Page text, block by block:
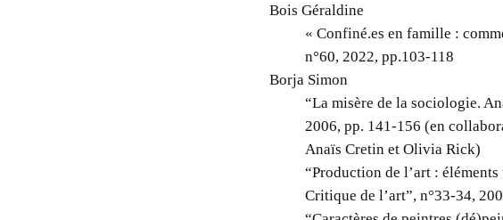
Bois Géraldine
« Confiné.es en famille :
n°60, 2022, pp.103-118
Borja Simon
“La misère de la sociologie.
2006, pp. 141-156 (en
Anaïs Cretin et Olivia Rick)
“Production de l’art :
Critique de l’art”, n°33-34,